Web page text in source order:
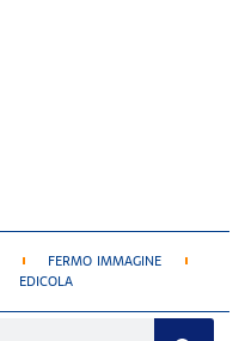
FERMO IMMAGINE
EDICOLA